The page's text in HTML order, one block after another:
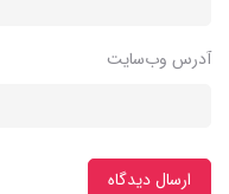
آدرس وب‌سایت
ارسال دیدگاه